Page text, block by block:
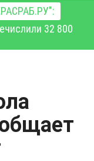
32 800